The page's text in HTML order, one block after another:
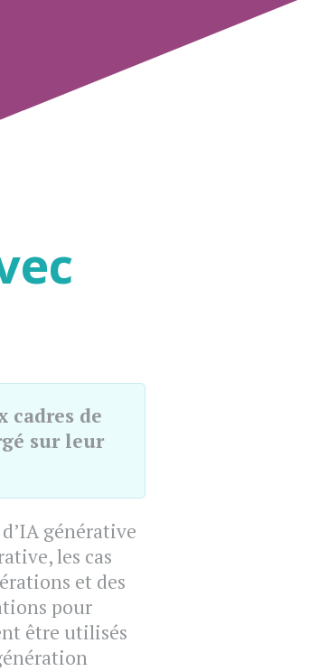
cadres de
sur leur
générative
les cas
et des
pour
être utilisés